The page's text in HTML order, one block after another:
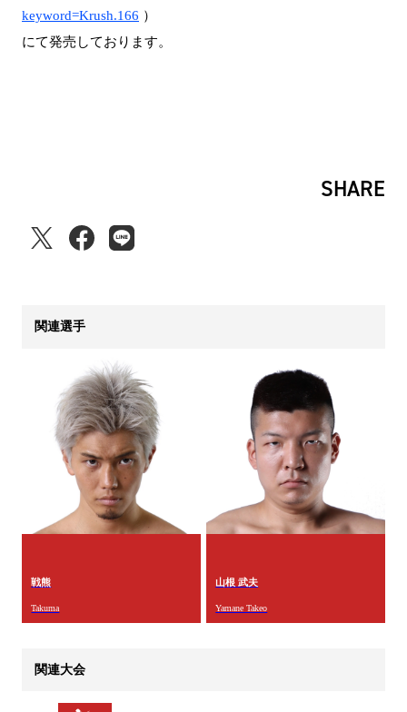
keyword=Krush.166 ）
にて発売しております。
SHARE
関連選手
戦熊
Takuma
山根 武夫
Yamane Takeo
関連大会